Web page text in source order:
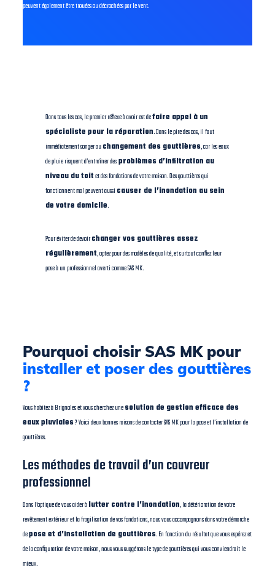
peuvent également être trouées ou décrochées par le vent.
Dans tous les cas, le premier réflexe à avoir est defaire appel à un
spécialiste pour la réparation. Dans le pire des cas, il faut
immédiatement songer auchangement des gouttières, car les eaux
de pluie risquent d’entraîner desproblèmes d’infiltration au
niveau du toitet des fondations de votre maison. Des gouttières qui
fonctionnent mal peuvent aussi causer de l’inondation au sein
de votre domicile.
Pour éviter de devoirchanger vos gouttières assez
régulièrement, optez pour des modèles de qualité, et surtout confiez leur
pose à un professionnel averti comme SAS MK.
Pourquoi choisir SAS MK pour
installer et poser des gouttières
?
Vous habitez à Brignoles et vous cherchez unesolution de gestion efficace des
eaux pluviales? Voici deux bonnes raisons de contacter SAS MK pour la pose et l’installation de
gouttières.
Les méthodes de travail d’un couvreur
professionnel
Dans l’optique de vous aider àlutter contre l’inondation, la détérioration de votre
revêtement extérieur et la fragilisation de vos fondations, nous vous accompagnons dans votre démarche
depose et d’installation de gouttières. En fonction du résultat que vous espérez et
de la configuration de votre maison, nous vous suggérons le type de gouttières qui vous conviendrait le
mieux.